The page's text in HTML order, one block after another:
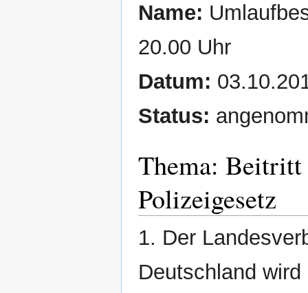
Name:
20.00 Uhr
Datum:
Status:
Thema: Beitritt
Polizeigesetz
1. Der
Deutschland